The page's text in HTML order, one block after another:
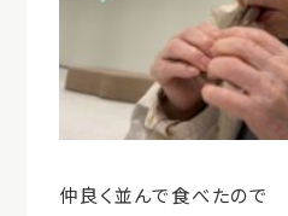
仲良く並んで食べたので